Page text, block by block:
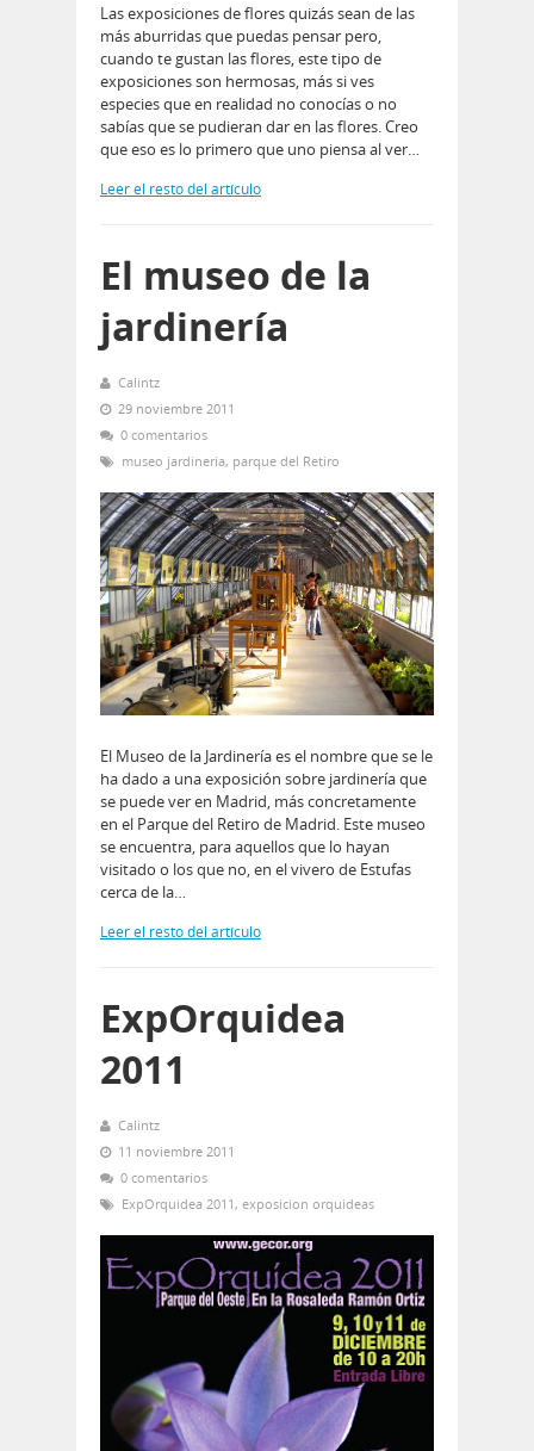
Las exposiciones de flores quizás sean de las
más aburridas que puedas pensar pero,
cuando te gustan las flores, este tipo de
exposiciones son hermosas, más si ves
especies que en realidad no conocías o no
sabías que se pudieran dar en las flores. Creo
que eso es lo primero que uno piensa al ver…
Leer el resto del artículo
El museo de la
jardinería
Calintz
29 noviembre 2011
0 comentarios
museo jardineria, parque del Retiro
El Museo de la Jardinería es el nombre que se le
ha dado a una exposición sobre jardinería que
se puede ver en Madrid, más concretamente
en el Parque del Retiro de Madrid. Este museo
se encuentra, para aquellos que lo hayan
visitado o los que no, en el vivero de Estufas
cerca de la…
Leer el resto del artículo
ExpOrquidea
2011
Calintz
11 noviembre 2011
0 comentarios
ExpOrquidea 2011, exposicion orquideas